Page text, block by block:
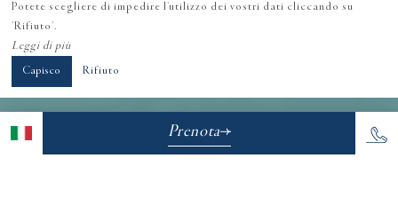
Prenota
Potete scegliere di impedire l'utilizzo dei vostri dati cliccando su
'Rifiuto'.
Leggi di più
Capisco Rifiuto